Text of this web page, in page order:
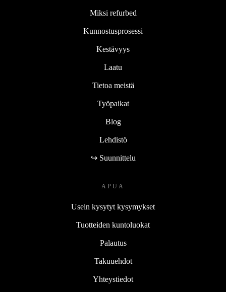
Miksi refurbed
Kunnostusprosessi
Kestävyys
Laatu
Tietoa meistä
Työpaikat
Blog
Lehdistö
↪ Suunnittelu
APUA
Usein kysytyt kysymykset
Tuotteiden kuntoluokat
Palautus
Takuuehdot
Yhteystiedot